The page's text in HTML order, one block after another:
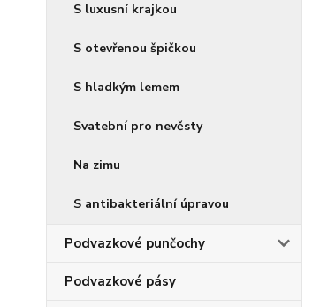
S luxusní krajkou
S otevřenou špičkou
S hladkým lemem
Svatební pro nevěsty
Na zimu
S antibakteriální úpravou
Podvazkové punčochy
Podvazkové pásy